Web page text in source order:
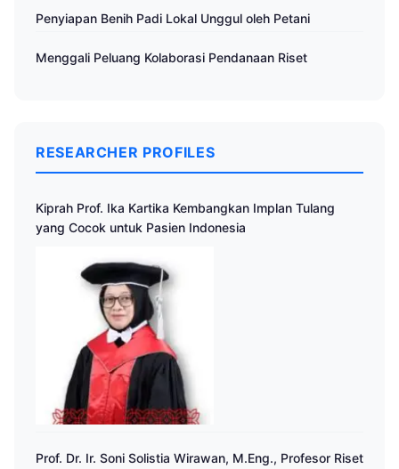
Penyiapan Benih Padi Lokal Unggul oleh Petani
Menggali Peluang Kolaborasi Pendanaan Riset
RESEARCHER PROFILES
Kiprah Prof. Ika Kartika Kembangkan Implan Tulang
yang Cocok untuk Pasien Indonesia
Prof. Dr. Ir. Soni Solistia Wirawan, M.Eng., Profesor Riset